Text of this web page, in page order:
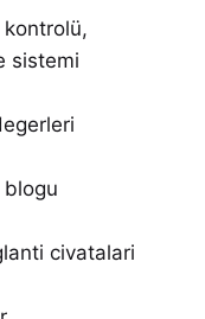
sistemi
blogu
civatalari